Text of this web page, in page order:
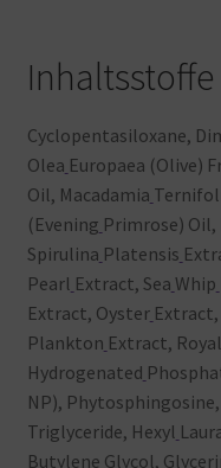
Inhaltsstoffe
Cyclopentasiloxane,
Olea Europaea (Olive)
Oil, Macadamia
(Evening Primrose) Oil,
Spirulina Platensis
Pearl Extract, Sea Whip
Extract, Oyster
Plankton Extract, Royal
Hydrogenated
NP),
Triglyceride, Hexyl
Butylene Glycol,